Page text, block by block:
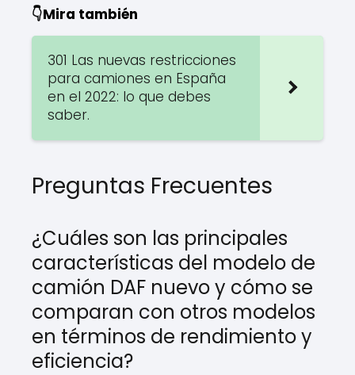
👇Mira también
301 Las nuevas restricciones
para camiones en España
en el 2022: lo que debes
saber.
Preguntas Frecuentes
¿Cuáles son las principales
características del modelo de
camión DAF nuevo y cómo se
comparan con otros modelos
en términos de rendimiento y
eficiencia?